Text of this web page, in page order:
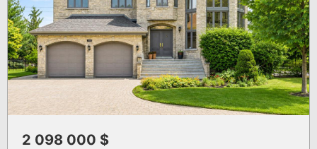
2 098 000 $